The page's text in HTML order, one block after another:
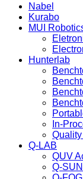
Nabel
Kurabo
MUI
Hunterlab
In-
Q-LAB
QUV
Q-